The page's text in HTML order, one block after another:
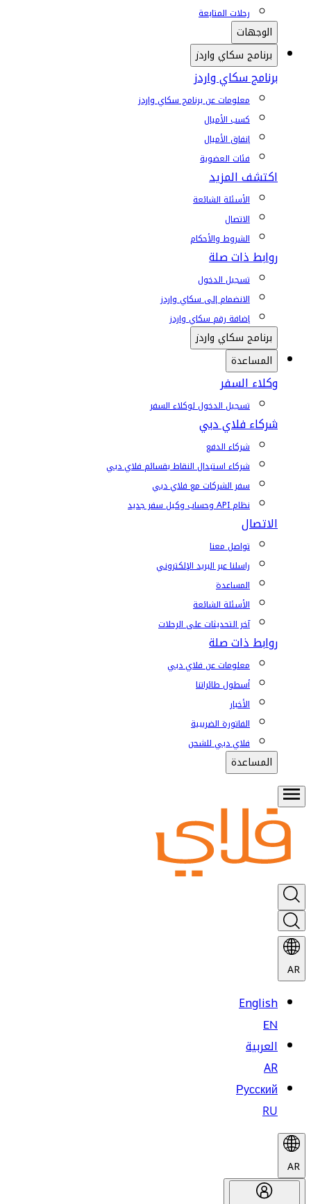
رحلات المتابعة
الوجهات
برنامج سكاي واردز
برنامج سكاي واردز
معلومات عن برنامج سكاي واردز
كسب الأميال
إنفاق الأميال
فئات العضوية
اكتشف المزيد
الأسئلة الشائعة
الاتصال
الشروط والأحكام
روابط ذات صلة
تسجيل الدخول
الانضمام إلى سكاي واردز
إضافة رقم سكاي واردز
برنامج سكاي واردز
المساعدة
وكلاء السفر
تسجيل الدخول لوكلاء السفر
شركاء فلاي دبي
شركاء الدفع
شركاء استبدال النقاط بقسائم فلاي دبي
سفر الشركات مع فلاي دبي
نظام API وحساب وكيل سفر جديد
الاتصال
تواصل معنا
راسلنا عبر البريد الإلكتروني
المساعدة
الأسئلة الشائعة
آخر التحديثات على الرحلات
روابط ذات صلة
معلومات عن فلاي دبي
أسطول طائراتنا
الأخبار
الفاتورة الضريبية
فلاي دبي للشحن
المساعدة
AR
English
EN
العربية
AR
Русский
RU
AR